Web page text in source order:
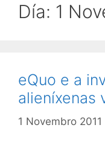
Día: 1
eQuo e a
alieníxenas
1 Novembro 2011